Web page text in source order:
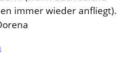
immer wieder anfliegt).